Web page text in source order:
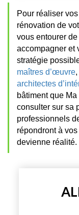
Pour réaliser
rénovation de
vous entourer
accompagner et
stratégie
maîtres d’œuvre,
architectes
bâtiment que
consulter sur sa
professionnels
répondront à
devienne réalité.